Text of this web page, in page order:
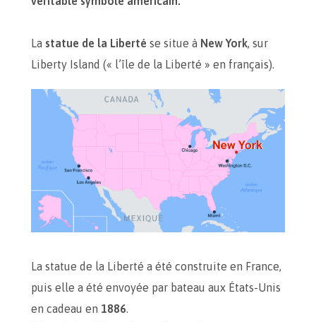
La statue de la Liberté se situe à New York, sur
Liberty Island (« l’île de la Liberté » en français).
La statue de la Liberté a été construite en France,
puis elle a été envoyée par bateau aux États-Unis
en cadeau en 1886